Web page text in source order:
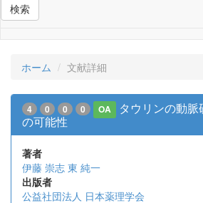
検索
ホーム 文献詳細
4 0 0 0 OA
タウリンの動
の可能性
著者
伊藤 崇志 東 純一
出版者
公益社団法人 日本薬理学会